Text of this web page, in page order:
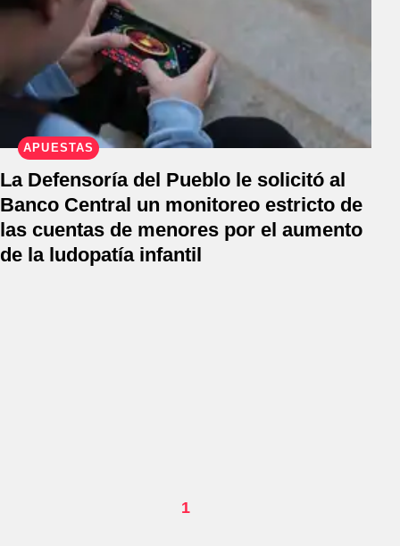
APUESTAS
La Defensoría del Pueblo le solicitó al
Banco Central un monitoreo estricto de
las cuentas de menores por el aumento
de la ludopatía infantil
1